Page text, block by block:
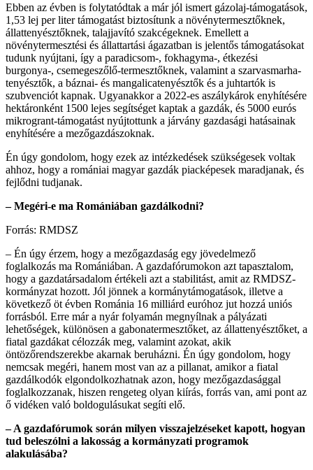
Ebben az évben is folytatódtak a már jól ismert gázolaj-támogatások,
1,53 lej per liter támogatást biztosítunk a növénytermesztőknek,
állattenyésztőknek, talajjavító szakcégeknek. Emellett a
növénytermesztési és állattartási ágazatban is jelentős támogatásokat
tudunk nyújtani, így a paradicsom-, fokhagyma-, étkezési
burgonya-, csemegeszőlő-termesztőknek, valamint a szarvasmarha-
tenyésztők, a báznai- és mangalicatenyésztők és a juhtartók is
szubvenciót kapnak. Ugyanakkor a 2022-es aszálykárok enyhítésére
hektáronként 1500 lejes segítséget kaptak a gazdák, és 5000 eurós
mikrogrant-támogatást nyújtottunk a járvány gazdasági hatásainak
enyhítésére a mezőgazdászoknak.
Én úgy gondolom, hogy ezek az intézkedések szükségesek voltak
ahhoz, hogy a romániai magyar gazdák piacképesek maradjanak, és
fejlődni tudjanak.
– Megéri-e ma Romániában gazdálkodni?
Forrás: RMDSZ
– Én úgy érzem, hogy a mezőgazdaság egy jövedelmező
foglalkozás ma Romániában. A gazdafórumokon azt tapasztalom,
hogy a gazdatársadalom értékeli azt a stabilitást, amit az RMDSZ-
kormányzat hozott. Jól jönnek a kormánytámogatások, illetve a
következő öt évben Románia 16 milliárd euróhoz jut hozzá uniós
forrásból. Erre már a nyár folyamán megnyílnak a pályázati
lehetőségek, különösen a gabonatermesztőket, az állattenyésztőket, a
fiatal gazdákat célozzák meg, valamint azokat, akik
öntözőrendszerekbe akarnak beruházni. Én úgy gondolom, hogy
nemcsak megéri, hanem most van az a pillanat, amikor a fiatal
gazdálkodók elgondolkozhatnak azon, hogy mezőgazdasággal
foglalkozzanak, hiszen rengeteg olyan kiírás, forrás van, ami pont az
ő vidéken való boldogulásukat segíti elő.
– A gazdafórumok során milyen visszajelzéseket kapott, hogyan
tud beleszólni a lakosság a kormányzati programok
alakulásába?